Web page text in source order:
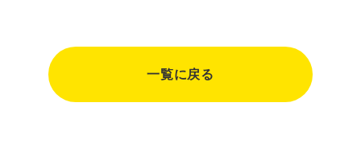
一覧に戻る